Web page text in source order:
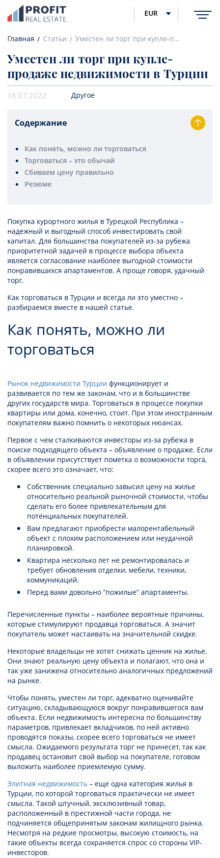
EUR
Главная Статьи Уместен ли торг при купле-продаже недвижимости в Турции
Уместен ли торг при купле-
продаже недвижимости в Турции
18.07.2022 Другое
Содержание
Как понять, можно ли торговаться
Торговаться – это обычай
Сбиваем цену правильно
Резюме
Покупка курортного жилья в Турецкой Республика –
надежный и выгодный способ инвестировать свой
капитал. Для большинства покупателей из-за рубежа
приоритетной задачей в процессе выбора объекта
является согласование наиболее выгодной стоимости
понравившихся апартаментов. А проще говоря, удачный
торг.
Как торговаться в Турции и всегда ли это уместно –
разбираемся вместе в нашей статье.
Как понять, можно ли
торговаться
Рынок недвижимости Турции функционирует и
развивается по тем же законам, что и в большинстве
других государств мира. Торговаться в процессе покупки
квартиры или дома, конечно, стоит. При этом иностранным
покупателям важно помнить о некоторых нюансах.
Первое с чем сталкиваются инвесторы из-за рубежа в
поиске подходящего объекта – объявление о продаже. Если
в объявлении присутствует пометка о возможности торга,
скорее всего это означает, что:
Собственник специально завысил цену на жилье
относительно реальной рыночной стоимости, чтобы
сделать его более привлекательным для
потенциальных покупателей.
Вам предлагают приобрести малорентабельный
объект с плохим расположением или неудачной
планировкой.
Квартира несколько лет не ремонтировалась и
требует обновления отделки, мебели, техники,
коммуникаций.
Перед вами довольно “пожилые” апартаменты.
Перечисленные пункты – наиболее вероятные причины,
которые стимулируют продавца торговаться. А значит
покупатель может настаивать на значительной скидке.
Некоторые владельцы не хотят снижать ценник на жилье.
Они знают реальную цену объекта и полагают, что она и
так уже занижена относительно аналогичных предложений
на рынке.
Чтобы понять, уместен ли торг, адекватно оценивайте
ситуацию, складывающуюся вокруг понравившегося вам
объекта. Если недвижимость интересна по большинству
параметров, привлекает вкладчиков, по ней активно
проводятся показы, скорее всего торговаться не имеет
смысла. Ожидаемого результата торг не принесет, так как
продавец остановит свой выбор на покупателе, готовом
выложить наиболее приемлемую сумму.
Элитная недвижимость – еще одна категория жилья в
Турции, по которой торговаться практически не имеет
смысла. Такой штучный, эксклюзивный товар,
расположенный в престижной части города, не
подчиняется общепринятым законам жилищного рынка.
Несмотря на редкие просмотры, высокую стоимость, на
такие объекты всегда сохраняется спрос со стороны VIP-
инвесторов.